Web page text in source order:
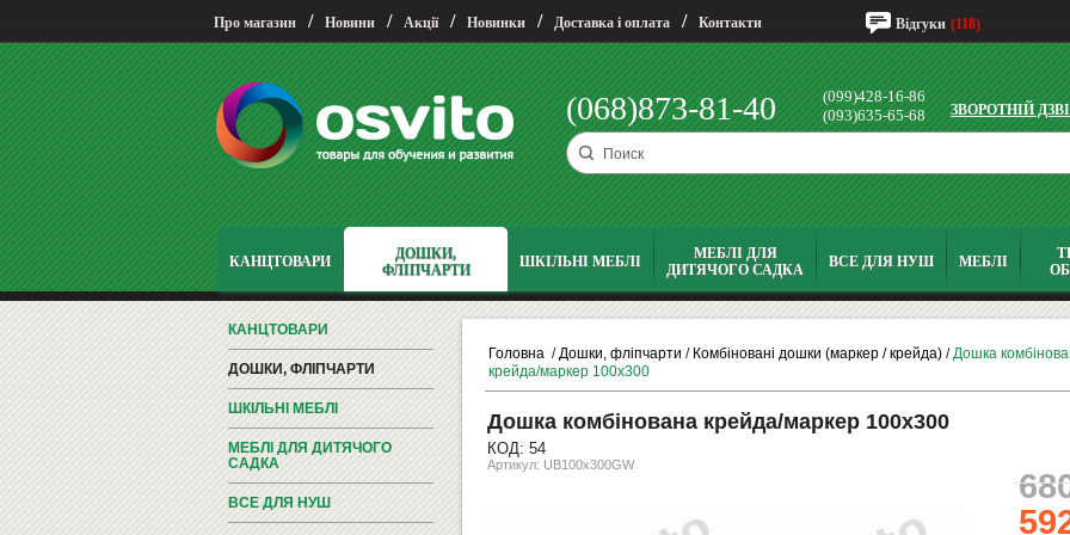
Про магазин / Новини / Акції / Новинки / Доставка і оплата / Контакти Відгуки (118)
(068)873-81-40
(099)428-16-86
(093)635-65-68
ЗВОРОТНІЙ
КАНЦТОВАРИ
ДОШКИ,
ФЛІПЧАРТИ
ШКІЛЬНІ МЕБЛІ
МЕБЛІ ДЛЯ
ДИТЯЧОГО САДКА
ВСЕ ДЛЯ НУШ МЕБЛІ
КАНЦТОВАРИ
ДОШКИ, ФЛІПЧАРТИ
ШКІЛЬНІ МЕБЛІ
МЕБЛІ ДЛЯ ДИТЯЧОГО
САДКА
ВСЕ ДЛЯ НУШ
Головна /Дошки, фліпчарти / Комбіновані дошки (маркер / крейда) /Дошка
крейда/маркер 100х300
Дошка комбінована крейда/маркер 100х300
КОД: 54
Артикул: UB100x300GW